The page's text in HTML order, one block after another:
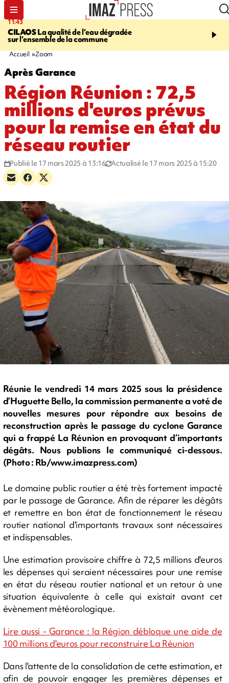
11:43
CILAOSLa qualité de l’eau dégradée
sur l’ensemble de la commune
12:20
Un
grands-parents puis
Accueil Zoom
Après Garance
Région Réunion : 72,5
millions d'euros prévus
pour la remise en état du
réseau routier
Publié le 17 mars 2025 à 13:16 Actualisé le 17 mars 2025 à 15:20
Réunie le vendredi 14 mars 2025 sous la présidence
d’Huguette Bello, la commission permanente a voté de
nouvelles mesures pour répondre aux besoins de
reconstruction après le passage du cyclone Garance
qui a frappé La Réunion en provoquant d’importants
dégâts. Nous publions le communiqué ci-dessous.
(Photo : Rb/www.imazpress.com)
Le domaine public routier a été très fortement impacté
par le passage de Garance. Afin de réparer les dégâts
et remettre en bon état de fonctionnement le réseau
routier national d'importants travaux sont nécessaires
et indispensables.
Une estimation provisoire chiffre à 72,5 millions d'euros
les dépenses qui seraient nécessaires pour une remise
en état du réseau routier national et un retour à une
situation équivalente à celle qui existait avant cet
évènement météorologique.
Lire aussi - Garance : la Région débloque une aide de
100 millions d'euros pour reconstruire La Réunion
Dans l'attente de la consolidation de cette estimation, et
afin de pouvoir engager les premières dépenses et